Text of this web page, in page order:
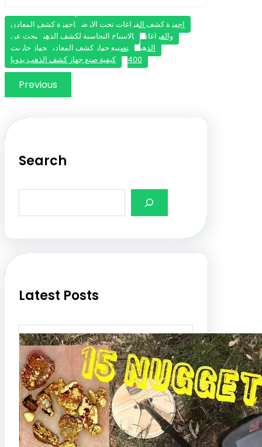
اجهزة كشف الفراغات تحت الارض اجهزة كشف المعادن
والفراغات
الاسياخ النحاسية لكشف الذهب بحث عن
الذهب
تصنيع جهاز كشف المعادن جهاز جاريت
400
كيفية صنع جهاز كشف الذهب يدويا
Previous
Search
a
h
Latest Posts